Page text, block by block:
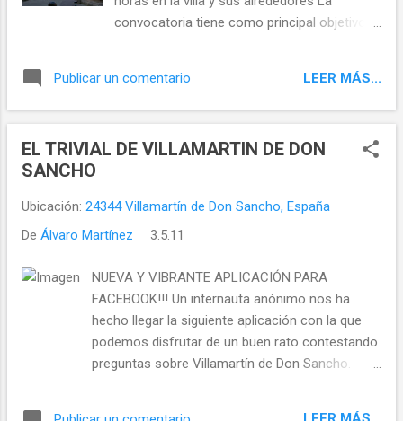
problemas de carácter burocrático. La
competición perdiente, una de las siete que
convocatoria tiene como principal objetivo
pictórica de todos los artistas participantes,
así como mostrar las diferentes visiones
el municipio. En esta ocasión, el tema
pintores mayores de 18 años, tanto
profesionales como aficionados. Para ello,
indicada provistos de sus herramientas de
trabajo, siendo como requisito indispensable
que el soporte sobre el que se realice la
pintura tenga unas dimensiones mínimas de
50 x 50 cms. Cada concursante, que solo
deberá aportar también un caballete donde
Publicar un comentario LEER MÁS...
EL TRIVIAL DE VILLAMARTIN DE DON
SANCHO
Ubicación: 24344 Villamartín de Don Sancho, España
De Álvaro Martínez 3.5.11
NUEVA Y VIBRANTE APLICACIÓN PARA
FACEBOOK!!! Un internauta anónimo nos ha
hecho llegar la siguiente aplicación con la que
podemos disfrutar de un buen rato contestando
preguntas sobre Villamartín de Don Sancho.